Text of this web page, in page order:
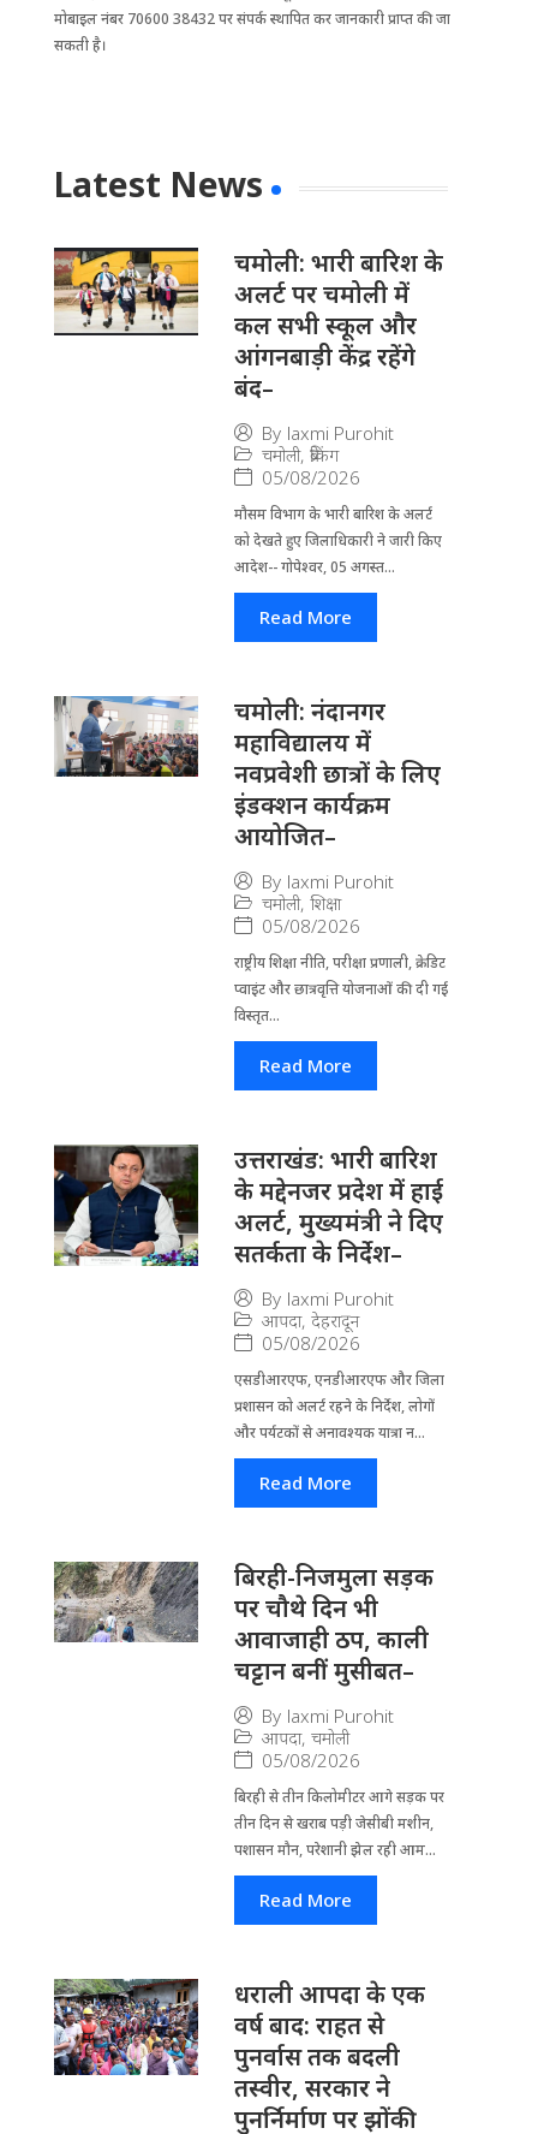
मोबाइल नंबर 70600 38432 पर संपर्क स्थापित कर जानकारी प्राप्त की जा
सकती है।
Latest News
चमोली: भारी बारिश के
अलर्ट पर चमोली में
कल सभी स्कूल और
आंगनबाड़ी केंद्र रहेंगे
बंद–
By laxmi Purohit
चमोली, ब्रेकिंग
05/08/2026
मौसम विभाग के भारी बारिश के अलर्ट
को देखते हुए जिला​धिकारी ने जारी किए
आदेश-- गोपेश्वर, 05 अगस्त...
Read More
चमोली: नंदानगर
महाविद्यालय में
नवप्रवेशी छात्रों के लिए
इंडक्शन कार्यक्रम
आयोजित–
By laxmi Purohit
चमोली, शिक्षा
05/08/2026
राष्ट्रीय शिक्षा नीति, परीक्षा प्रणाली, क्रेडिट
प्वाइंट और छात्रवृत्ति योजनाओं की दी गई
विस्तृत...
Read More
उत्तराखंड: भारी बारिश
के मद्देनजर प्रदेश में हाई
अलर्ट, मुख्यमंत्री ने दिए
सतर्कता के निर्देश–
By laxmi Purohit
आपदा, देहरादून
05/08/2026
एसडीआरएफ, एनडीआरएफ और जिला
प्रशासन को अलर्ट रहने के निर्देश, लोगों
और पर्यटकों से अनावश्यक यात्रा न...
Read More
बिरही-निजमुला सड़क
पर चौथे दिन भी
आवाजाही ठप, काली
चट्टान बनीं मुसीबत–
By laxmi Purohit
आपदा, चमोली
05/08/2026
बिरही से तीन किलोमीटर आगे सड़क पर
तीन दिन से खराब पड़ी जेसीबी मशीन,
पशासन मौन, परेशानी झेल रही आम...
Read More
धराली आपदा के एक
वर्ष बाद: राहत से
पुनर्वास तक बदली
तस्वीर, सरकार ने
पुनर्निर्माण पर झोंकी